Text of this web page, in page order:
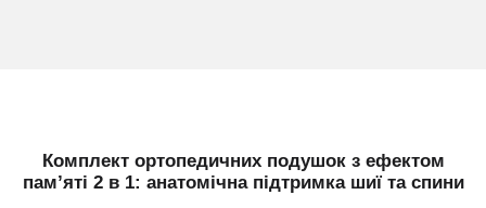
Комплект ортопедичних подушок з ефектом
пам’яті 2 в 1: анатомічна підтримка шиї та спини